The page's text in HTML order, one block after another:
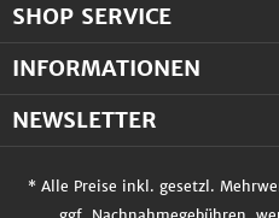
SHOP SERVICE
INFORMATIONEN
NEWSLETTER
* Alle Preise inkl. gesetzl.